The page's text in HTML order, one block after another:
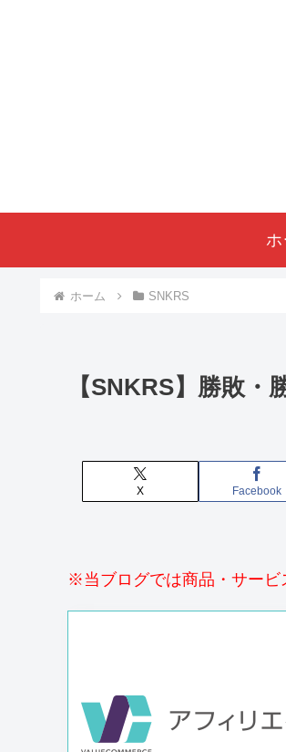
ホ
ホーム SNKRS
【SNKRS】勝敗・
X Facebook
※当ブログでは商品・サービ